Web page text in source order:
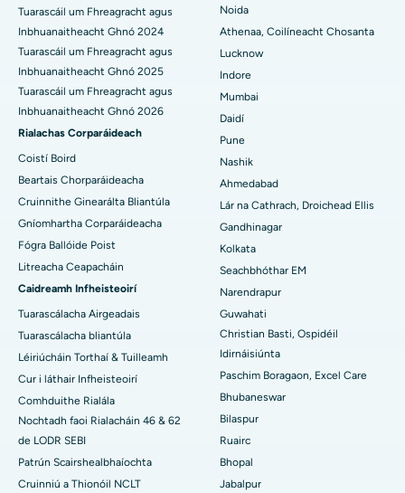
Ospidéal is Fearr i Seshadripuram, Bangalore
An tOspidéal is Fearr i Waltair Main Road, Visakhapatnam
An tOspidéal is Fearr i mBóthar Subhash Nagar, Karimnagar
Ospidéal is Fearr i Managari, Karaikudi
An tOspidéal is Fearr in Arepally, Warangal
An tOspidéal is Fearr i gCoilíneacht Arera, Bhopal
Ospidéal is Fearr i Jayanagar, Bangalore
An tOspidéal is Fearr i KK Nagar, Madurai
Ospidéal is Fearr i Ramji Nagar, Nellore
An tOspidéal is Fearr san Earnáil-19, Rourkela
An tOspidéal is Fearr i Swargate, Pune
An tOspidéal Ailse is Fearr do Mhná i nDeisceart Delhi
Tuarascáil um Fhreagracht agus
Inbhuanaitheacht Ghnó 2024
Tuarascáil um Fhreagracht agus
Inbhuanaitheacht Ghnó 2025
Tuarascáil um Fhreagracht agus
Inbhuanaitheacht Ghnó 2026
Rialachas Corparáideach
Coistí Boird
Beartais Chorparáideacha
Cruinnithe Ginearálta Bliantúla
Gníomhartha Corparáideacha
Fógra Ballóide Poist
Litreacha Ceapacháin
Caidreamh Infheisteoirí
Tuarascálacha Airgeadais
Tuarascálacha bliantúla
Léiriúcháin Torthaí & Tuilleamh
Cur i láthair Infheisteoirí
Comhduithe Rialála
Nochtadh faoi Rialacháin 46 & 62
de LODR SEBI
Patrún Scairshealbhaíochta
Cruinniú a Thionóil NCLT
Noida
Athenaa, Coilíneacht Chosanta
Lucknow
Indore
Mumbai
Daidí
Pune
Nashik
Ahmedabad
Lár na Cathrach, Droichead Ellis
Gandhinagar
Kolkata
Seachbhóthar EM
Narendrapur
Guwahati
Christian Basti, Ospidéil
Idirnáisiúnta
Paschim Boragaon, Excel Care
Bhubaneswar
Bilaspur
Ruairc
Bhopal
Jabalpur